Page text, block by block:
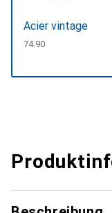
Acier vintage
CHF
74.90